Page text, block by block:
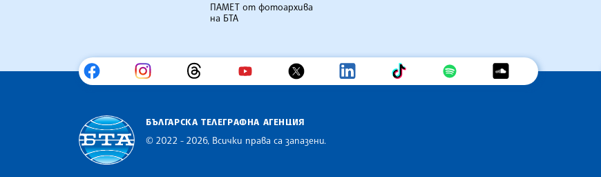
ПАМЕТ от фотоархива
на БТА
БЪЛГАРСКА ТЕЛЕГРАФНА АГЕНЦИЯ
© 2022 - 2026, Всички права са запазени.